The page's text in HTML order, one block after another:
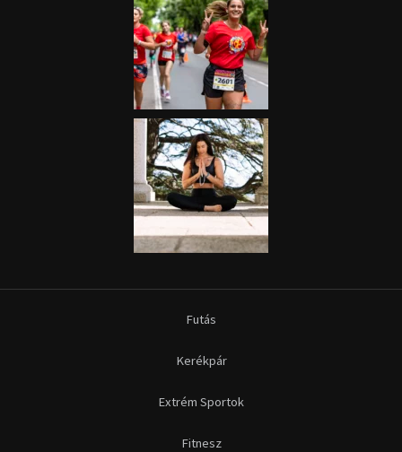
Futás
Kerékpár
Extrém Sportok
Fitnesz